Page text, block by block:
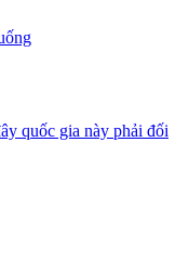
quốc gia này phải đối